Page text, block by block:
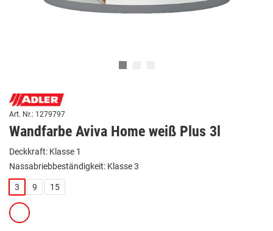
Art. Nr.: 1279797
Wandfarbe Aviva Home weiß Plus 3l
Deckkraft: Klasse 1
Nassabriebbeständigkeit: Klasse 3
3 9 15